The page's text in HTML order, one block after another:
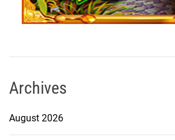
Archives
August 2026